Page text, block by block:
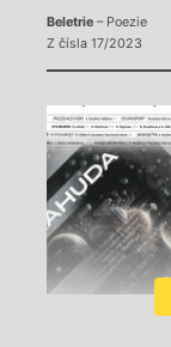
Beletrie– Poezie
Z čísla 17/2023